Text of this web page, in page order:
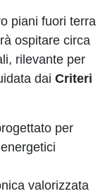
piani fuori terra
ospitare circa
rilevante per
dai Criteri
per
valorizzata